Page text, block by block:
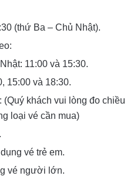
(thứ Ba – Chủ Nhật).
11:00 và 15:30.
15:00 và 18:30.
(Quý khách vui lòng đo chiều
loại vé cần mua)
vé trẻ em.
vé người lớn.